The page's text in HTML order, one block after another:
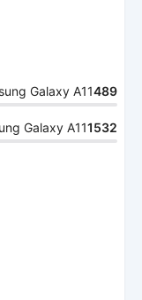
Galaxy A11489
Galaxy A111532